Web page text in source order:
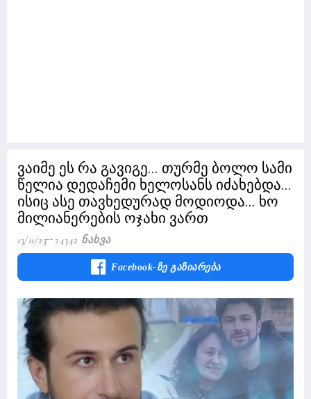
ვაიმე ეს რა გავიგე... თურმე ბოლო სამი
წელია დედაჩემი ხელოსანს იძახებდა...
ისიც ასე თავხედურად მოდიოდა... ხო
მილიანერების ოჯახი ვართ
13/11/23 24342 Ნახვა
Facebook-Ზე Გაზიარება